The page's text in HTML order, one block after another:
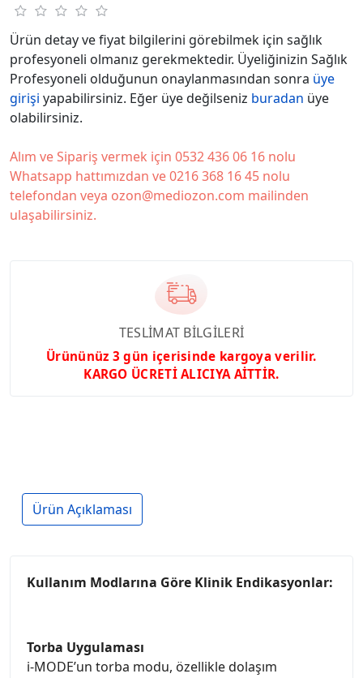
Ürün detay ve fiyat bilgilerini görebilmek için sağlık
profesyoneli olmanız gerekmektedir. Üyeliğinizin Sağlık
Profesyoneli olduğunun onaylanmasından sonra üye
girişi yapabilirsiniz. Eğer üye değilseniz buradan üye
olabilirsiniz.
Alım ve Sipariş vermek için 0532 436 06 16 nolu
Whatsapp hattımızdan ve 0216 368 16 45 nolu
telefondan veya ozon@mediozon.com mailinden
ulaşabilirsiniz.
TESLİMAT BİLGİLERİ
Ürününüz 3 gün içerisinde kargoya verilir.
KARGO ÜCRETİ ALICIYA AİTTİR.
Ürün Açıklaması
Kullanım Modlarına Göre Klinik Endikasyonlar:
Torba Uygulaması
i-MODE’un torba modu, özellikle dolaşım